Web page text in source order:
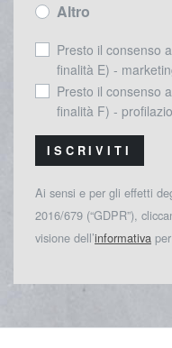
Altro
Presto il consenso
finalità E) -
Presto il consenso
finalità F) -
ISCRIVITI
Ai sensi e per gli effetti
2016/679 (“GDPR”),
visione dell’informativa